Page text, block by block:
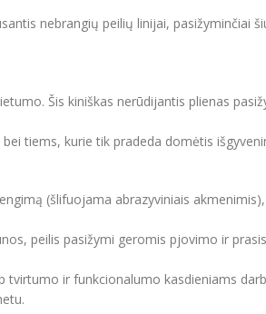
nebrangių peilių linijai, pasižyminčiai
Šis kiniškas nerūdijantis plienas
tiems, kurie tik pradeda domėtis
(šlifuojama abrazyviniais
peilis pasižymi geromis pjovimo ir
tvirtumo ir funkcionalumo kasdieniams